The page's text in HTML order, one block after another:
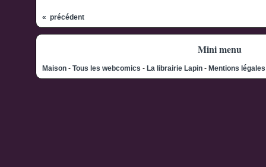
« précédent
Mini menu
Maison - Tous les webcomics - La librairie Lapin - Mentions